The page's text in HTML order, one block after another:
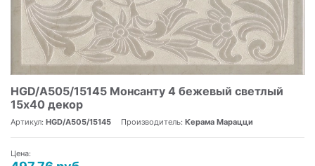
HGD/A505/15145 Монсанту 4 бежевый светлый
15х40 декор
Артикул: HGD/A505/15145 Производитель: Керама Марацци
Цена: